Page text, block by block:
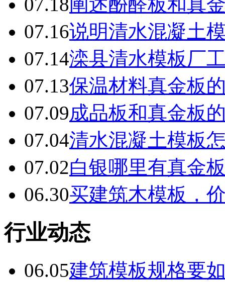
07.16说明清水混凝土
07.14滦县清水模板厂
07.13保温材料真金板
07.09成品板和真金板
07.04清水混凝土模板
07.02白银哪里有真金
06.30买建筑木模板，
行业动态
06.05建筑模板规格要